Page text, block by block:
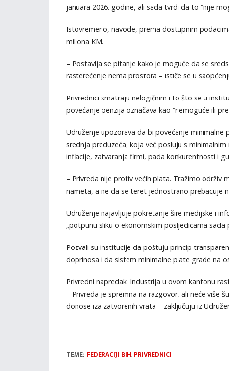
januara 2026. godine, ali sada tvrdi da to “nije
Istovremeno, navode, prema dostupnim
miliona KM.
– Postavlja se pitanje kako je moguće da se
rasterećenje nema prostora – ističe se u
Privrednici smatraju nelogičnim i to što se u
povećanje penzija označava kao “nemoguće ili
Udruženje upozorava da bi povećanje
srednja preduzeća, koja već posluju s
inflacije, zatvaranja firmi, pada konkurentnosti i
– Privreda nije protiv većih plata. Tražimo održiv
nameta, a ne da se teret jednostrano prebacuje
Udruženje najavljuje pokretanje šire medijske i
„potpunu sliku o ekonomskim posljedicama
Pozvali su institucije da poštuju princip
doprinosa i da sistem minimalne plate grade na
Privredni napredak: Industrija u ovom kantonu
– Privreda je spremna na razgovor, ali neće više
donose iza zatvorenih vrata – zaključuju iz
TEME: FEDERACIJI BIH, PRIVREDNICI